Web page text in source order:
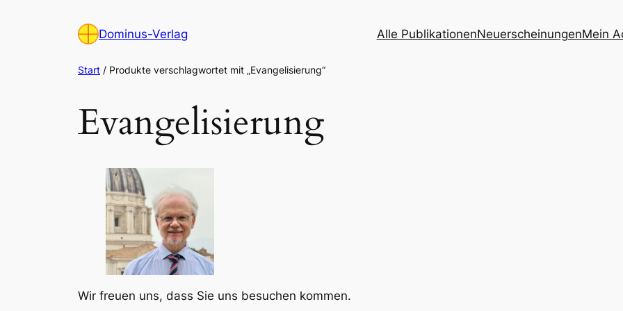
Dominus-Verlag Alle PublikationenNeuerscheinungenMein
Start / Produkte verschlagwortet mit „Evangelisierung“
Evangelisierung
Wir freuen uns, dass Sie uns besuchen kommen.